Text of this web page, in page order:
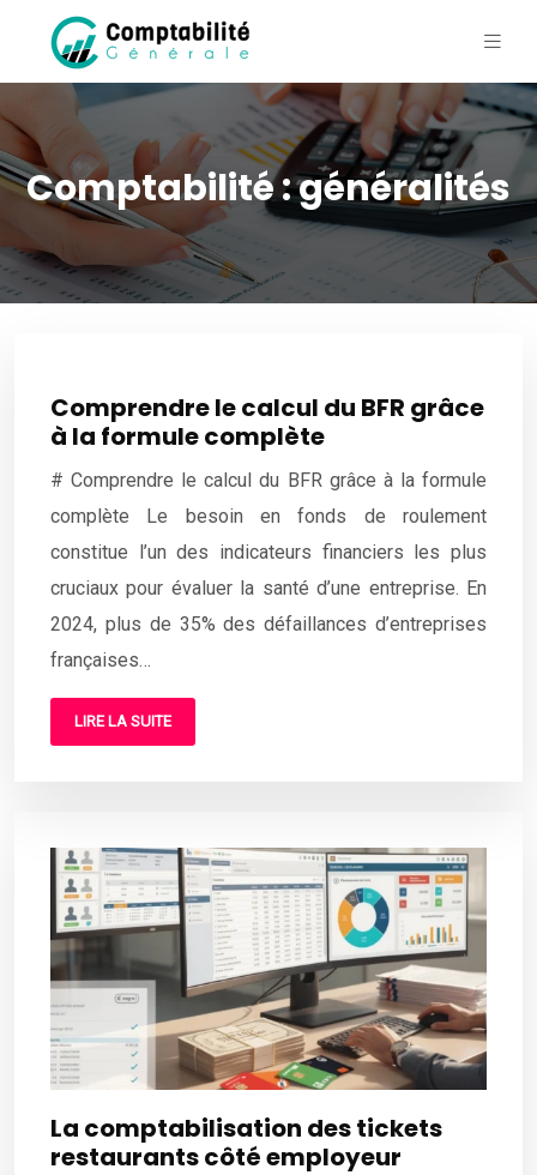
Comptabilité : généralités
Comprendre le calcul du BFR grâce
à la formule complète
# Comprendre le calcul du BFR grâce à la formule
complète Le besoin en fonds de roulement
constitue l’un des indicateurs financiers les plus
cruciaux pour évaluer la santé d’une entreprise. En
2024, plus de 35% des défaillances d’entreprises
françaises…
LIRE LA SUITE
La comptabilisation des tickets
restaurants côté employeur